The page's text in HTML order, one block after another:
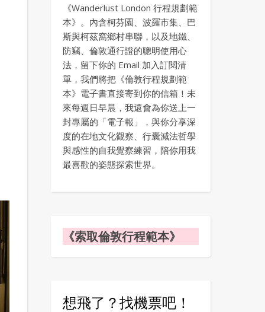
《Wanderlust London 行程規劃範
本》。內含柯芬園、波羅市集、巴
斯與柯茲窩鄉村串聯，以及地鐵、
防竊、倫敦通行證的聰明使用心
法，留下你的 Email 加入訂閱清
單，我們將把《倫敦行程規劃範
本》電子書直接寄到你的信箱！未
來每週日早晨，我還會為你送上一
封專屬的「電子報」，與你分享深
度的在地文化觀察、行囊減法哲學
與感性的自我覺察練習，陪你用我
最喜歡的姿態探索世界。
《索取倫敦行程範本》
想飛了？找機票吧！